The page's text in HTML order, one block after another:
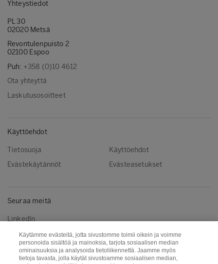
Yhteystiedot
PL 30
02020 Metsä
Revontulenpuisto 2
02100 Espoo
Puh: +358 (0)10 4612
Ota yhteyttä
Laskutusosoitteet
Käyttöehdot
Tietosuoja
Käyttöehdot
Evästekäytännöt
Evästeasetukset
Seuraa meitä
LinkedIn
Metsä Group
Metsä Wood
Käytämme evästeitä, jotta sivustomme toimii oikein ja voimme
personoida sisältöä ja mainoksia, tarjota sosiaalisen median
ominaisuuksia ja analysoida tietoliikennettä. Jaamme myös
tietoja tavasta, jolla käytät sivustoamme sosiaalisen median,